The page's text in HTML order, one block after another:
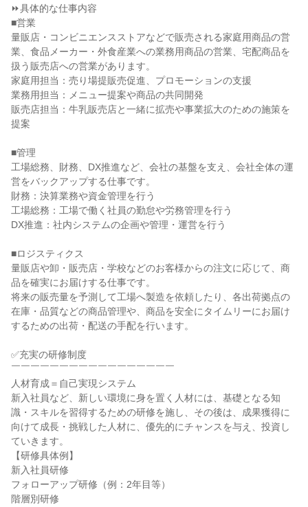
⏩具体的な仕事内容
■営業
量販店・コンビニエンスストアなどで販売される家庭用商品の営
業、食品メーカー・外食産業への業務用商品の営業、宅配商品を
扱う販売店への営業があります。
家庭用担当：売り場提販売促進、プロモーションの支援
業務用担当：メニュー提案や商品の共同開発
販売店担当：牛乳販売店と一緒に拡売や事業拡大のための施策を
提案
■管理
工場総務、財務、DX推進など、会社の基盤を支え、会社全体の運
営をバックアップする仕事です。
財務：決算業務や資金管理を行う
工場総務：工場で働く社員の勤怠や労務管理を行う
DX推進：社内システムの企画や管理・運営を行う
■ロジスティクス
量販店や卸・販売店・学校などのお客様からの注文に応じて、商
品を確実にお届けする仕事です。
将来の販売量を予測して工場へ製造を依頼したり、各出荷拠点の
在庫・品質などの商品管理や、商品を安全にタイムリーにお届け
するための出荷・配送の手配を行います。
✅充実の研修制度
￣￣￣￣￣￣￣￣￣￣￣￣￣￣￣￣￣
人材育成＝自己実現システム
新入社員など、新しい環境に身を置く人材には、基礎となる知
識・スキルを習得するための研修を施し、その後は、成果獲得に
向けて成長・挑戦した人材に、優先的にチャンスを与え、投資し
ていきます。
【研修具体例】
新入社員研修
フォローアップ研修（例：2年目等）
階層別研修